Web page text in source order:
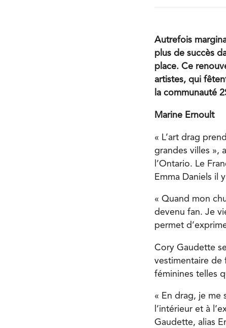
Autrefois
plus de succès
place. Ce
artistes, qui
la communauté
Marine Ernoult
« L’art drag
grandes villes »,
l’Ontario. Le
Emma Daniels il
« Quand mon
devenu fan. Je
permet
Cory Gaudette
vestimentaire de
féminines telles
« En drag, je me
l’intérieur et à
Gaudette, alias